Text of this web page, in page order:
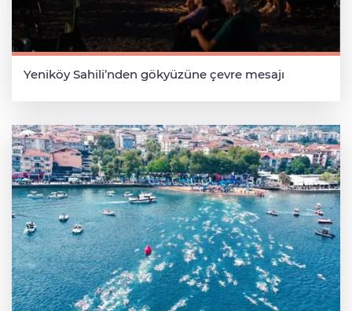
Yeniköy Sahili’nden gökyüzüne çevre mesajı